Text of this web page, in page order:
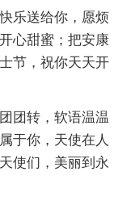
乐送给你，愿烦
心甜蜜；把安康
节，祝你天天开
团转，软语温温
于你，天使在人
使们，美丽到永